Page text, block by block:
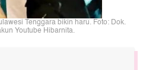
Tenggara bikin haru. Foto: Dok.
Youtube Hibarnita.